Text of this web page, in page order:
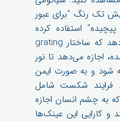
تک رنگ "برای عبور
استفاده کرده
است. این شرکت توضیح می دهد که ساختار grating
اجازه می‌دهد تا نور
شود و به صورت ایمن
فرایند شکست شامل
به چشم انسان اجازه
و کارایی این عینک‌ها